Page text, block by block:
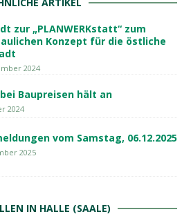
zur „PLANWERKstatt“ zum
Konzept für die östliche
2024
Baupreisen hält an
2024
vom Samstag, 06.12.2025
2025
IN HALLE (SAALE)